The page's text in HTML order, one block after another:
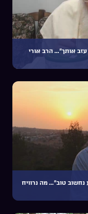
אותך”… הרב אורי
נחשוב טוב”… מה נרוויח